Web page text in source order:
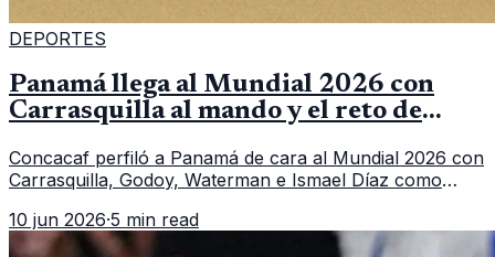
DEPORTES
Panamá llega al Mundial 2026 con
Carrasquilla al mando y el reto de
Concacaf perfiló a Panamá de cara al Mundial 2026 con
Carrasquilla, Godoy, Waterman e Ismael Díaz como
Inglaterra, Croacia y Ghana.
10 jun 2026·5 min read